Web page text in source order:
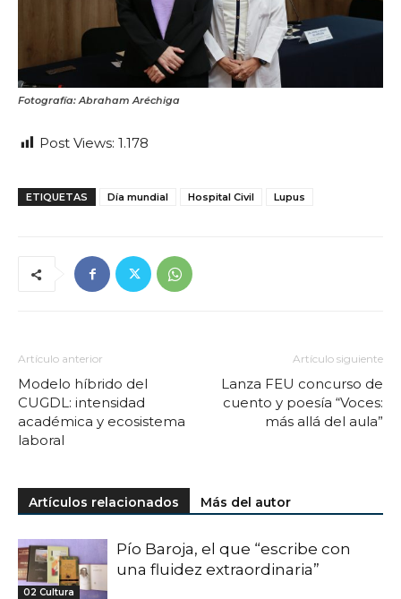
Fotografía: Abraham Aréchiga
Post Views: 1.178
ETIQUETAS Día mundial Hospital Civil Lupus
Artículo anterior
Modelo híbrido del
CUGDL: intensidad
académica y ecosistema
laboral
Artículo siguiente
Lanza FEU concurso de
cuento y poesía “Voces:
más allá del aula”
Artículos relacionados Más del autor
02 Cultura
Pío Baroja, el que “escribe con
una fluidez extraordinaria”